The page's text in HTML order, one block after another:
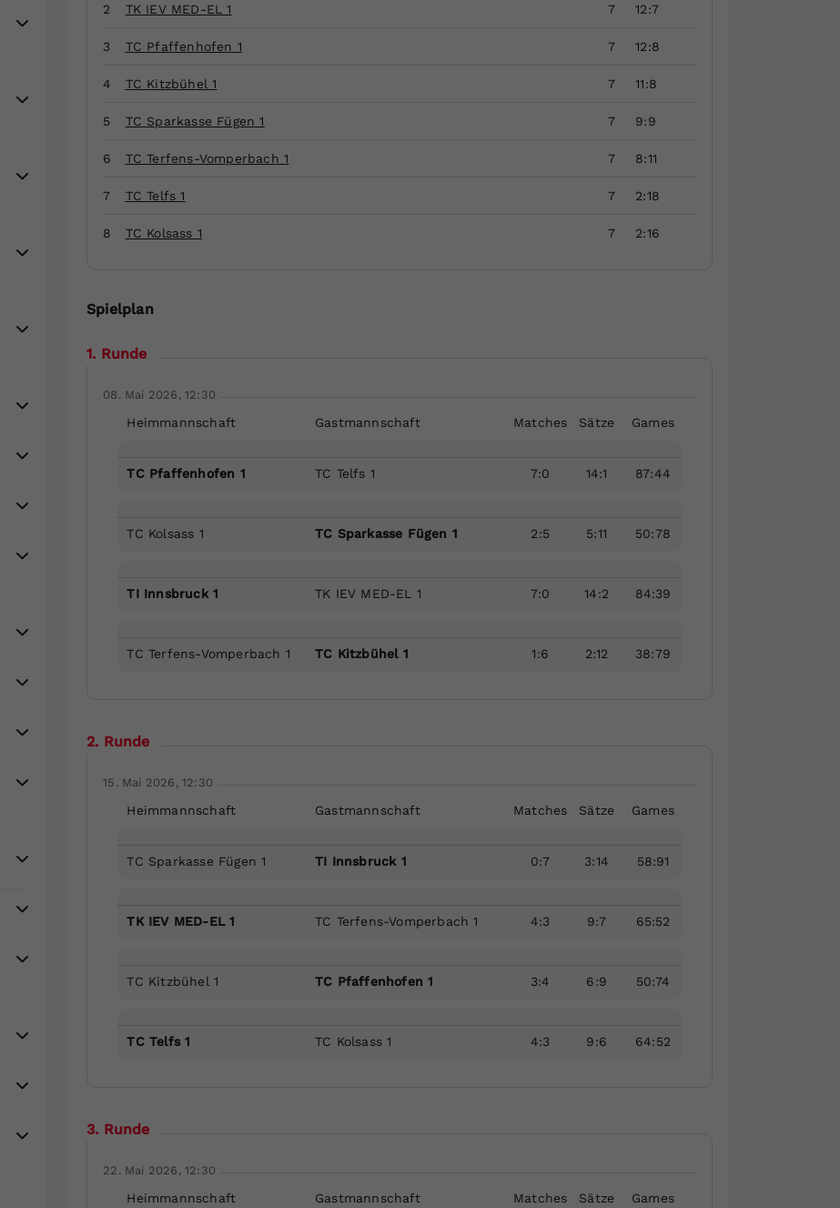
2 TK IEV MED-EL 1 7 12:7
3 TC Pfaffenhofen 1 7 12:8
4 TC Kitzbühel 1 7 11:8
5 TC Sparkasse Fügen 1 7 9:9
6 TC Terfens-Vomperbach 1 7 8:11
7 TC Telfs 1 7 2:18
8 TC Kolsass 1 7 2:16
Spielplan
1. Runde
08. Mai 2026, 12:30
Heimmannschaft Gastmannschaft Matches Sätze Games
TC Pfaffenhofen 1 TC Telfs 1 7:0 14:1 87:44
TC Kolsass 1 TC Sparkasse Fügen 1 2:5 5:11 50:78
TI Innsbruck 1 TK IEV MED-EL 1 7:0 14:2 84:39
TC Terfens-Vomperbach 1 TC Kitzbühel 1 1:6 2:12 38:79
2. Runde
15. Mai 2026, 12:30
Heimmannschaft Gastmannschaft Matches Sätze Games
TC Sparkasse Fügen 1 TI Innsbruck 1 0:7 3:14 58:91
TK IEV MED-EL 1 TC Terfens-Vomperbach 1 4:3 9:7 65:52
TC Kitzbühel 1 TC Pfaffenhofen 1 3:4 6:9 50:74
TC Telfs 1 TC Kolsass 1 4:3 9:6 64:52
3. Runde
22. Mai 2026, 12:30
Heimmannschaft Gastmannschaft Matches Sätze Games
Webseiten-Betreiber dies eingestellt hat.